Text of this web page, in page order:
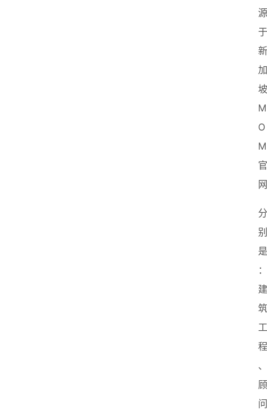
源
于
新
加
坡
M
O
M
官
网
分
别
是
：
建
筑
工
程
、
顾
问